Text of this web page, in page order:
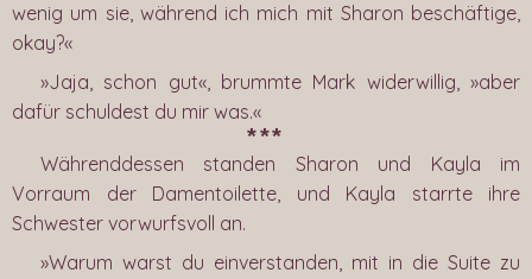
wenig um sie, während ich mich mit Sharon beschäftige,
okay?«
»Jaja, schon gut«, brummte Mark widerwillig, »aber
dafür schuldest du mir was.«
***
Währenddessen standen Sharon und Kayla im
Vorraum der Damentoilette, und Kayla starrte ihre
Schwester vorwurfsvoll an.
»Warum warst du einverstanden, mit in die Suite zu